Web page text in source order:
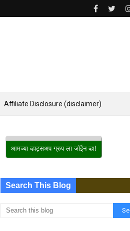
Affiliate Disclosure (disclaimer)
Search This Blog